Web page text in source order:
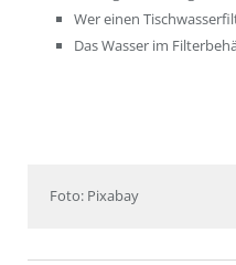
Wer einen
Das Wasser im
Foto: Pixabay